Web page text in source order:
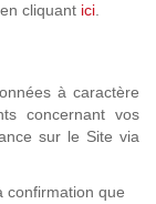
cliquant ici
à caractère
concernant vos
sur le Site via
confirmation que